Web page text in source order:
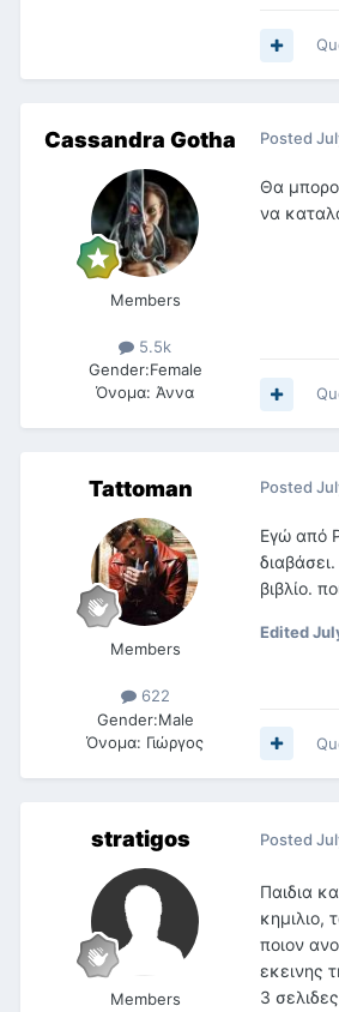
Cassandra Gotha
Members
5.5k
Gender:Female
Όνομα: Άννα
Posted
Θα
να
Tattoman
Members
622
Gender:Male
Όνομα: Γιώργος
Posted
Εγώ από
βιβλίο.
Edited
stratigos
Members
Posted
Παιδια
κημιλιο,
ποιον
εκεινης
3